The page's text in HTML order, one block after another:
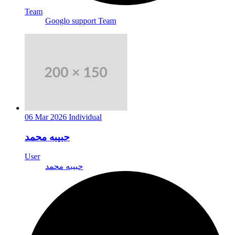
Team
Googlo support Team
06 Mar 2026 Individual
حبيبه محمد
User
حبيبه محمد